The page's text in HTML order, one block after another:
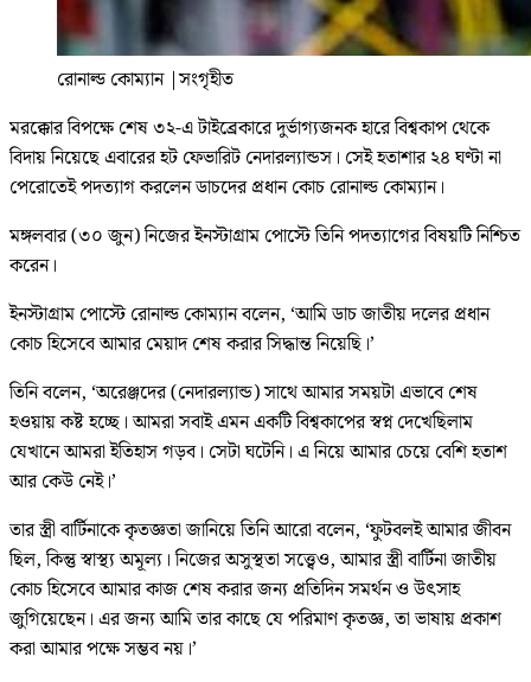
রোনাল্ড কোম্যান |সংগৃহীত
মরক্কোর বিপক্ষে শেষ ৩২-এ টাইব্রেকারে দুর্ভাগ্যজনক হারে বিশ্বকাপ থেকে
বিদায় নিয়েছে এবারের হট ফেভারিট নেদারল্যান্ডস। সেই হতাশার ২৪ ঘণ্টা না
পেরোতেই পদত্যাগ করলেন ডাচদের প্রধান কোচ রোনাল্ড কোম্যান।
মঙ্গলবার (৩০ জুন) নিজের ইনস্টাগ্রাম পোস্টে তিনি পদত্যাগের বিষয়টি নিশ্চিত
করেন।
ইনস্টাগ্রাম পোস্টে রোনাল্ড কোম্যান বলেন, ‘আমি ডাচ জাতীয় দলের প্রধান
কোচ হিসেবে আমার মেয়াদ শেষ করার সিদ্ধান্ত নিয়েছি।’
তিনি বলেন, ‘অরেঞ্জদের (নেদারল্যান্ড) সাথে আমার সময়টা এভাবে শেষ
হওয়ায় কষ্ট হচ্ছে। আমরা সবাই এমন একটি বিশ্বকাপের স্বপ্ন দেখেছিলাম
যেখানে আমরা ইতিহাস গড়ব। সেটা ঘটেনি। এ নিয়ে আমার চেয়ে বেশি হতাশ
আর কেউ নেই।’
তার স্ত্রী বার্টিনাকে কৃতজ্ঞতা জানিয়ে তিনি আরো বলেন, ‘ফুটবলই আমার জীবন
ছিল, কিন্তু স্বাস্থ্য অমূল্য। নিজের অসুস্থতা সত্ত্বেও, আমার স্ত্রী বার্টিনা জাতীয়
কোচ হিসেবে আমার কাজ শেষ করার জন্য প্রতিদিন সমর্থন ও উৎসাহ
জুগিয়েছেন। এর জন্য আমি তার কাছে যে পরিমাণ কৃতজ্ঞ, তা ভাষায় প্রকাশ
করা আমার পক্ষে সম্ভব নয়।’